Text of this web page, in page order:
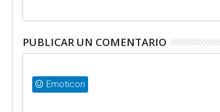
PUBLICAR UN COMENTARIO
Emoticon